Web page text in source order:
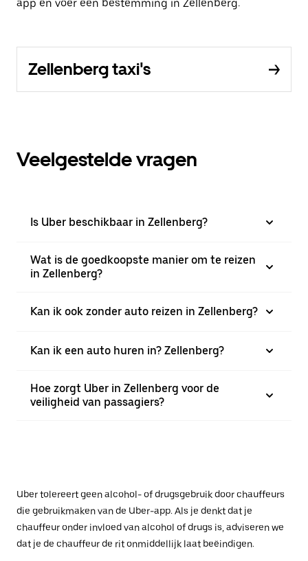
app en voer een bestemming in Zellenberg.
Zellenberg taxi's
Veelgestelde vragen
Is Uber beschikbaar in Zellenberg?
Wat is de goedkoopste manier om te reizen
in Zellenberg?
Kan ik ook zonder auto reizen in Zellenberg?
Kan ik een auto huren in? Zellenberg?
Hoe zorgt Uber in Zellenberg voor de
veiligheid van passagiers?
Uber tolereert geen alcohol- of drugsgebruik door chauffeurs
die gebruikmaken van de Uber-app. Als je denkt dat je
chauffeur onder invloed van alcohol of drugs is, adviseren we
dat je de chauffeur de rit onmiddellijk laat beëindigen.